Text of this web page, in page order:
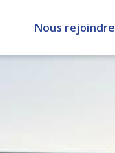
Nous rejoindre